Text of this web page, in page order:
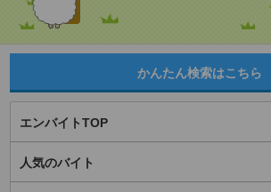
かんたん検索はこちら
エンバイトTOP
人気のバイト